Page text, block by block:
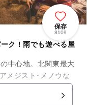
保存
8109
ク！雨でも遊べる屋
中心地。北関東最大
メジスト･メノウな
！子どもはもちろん